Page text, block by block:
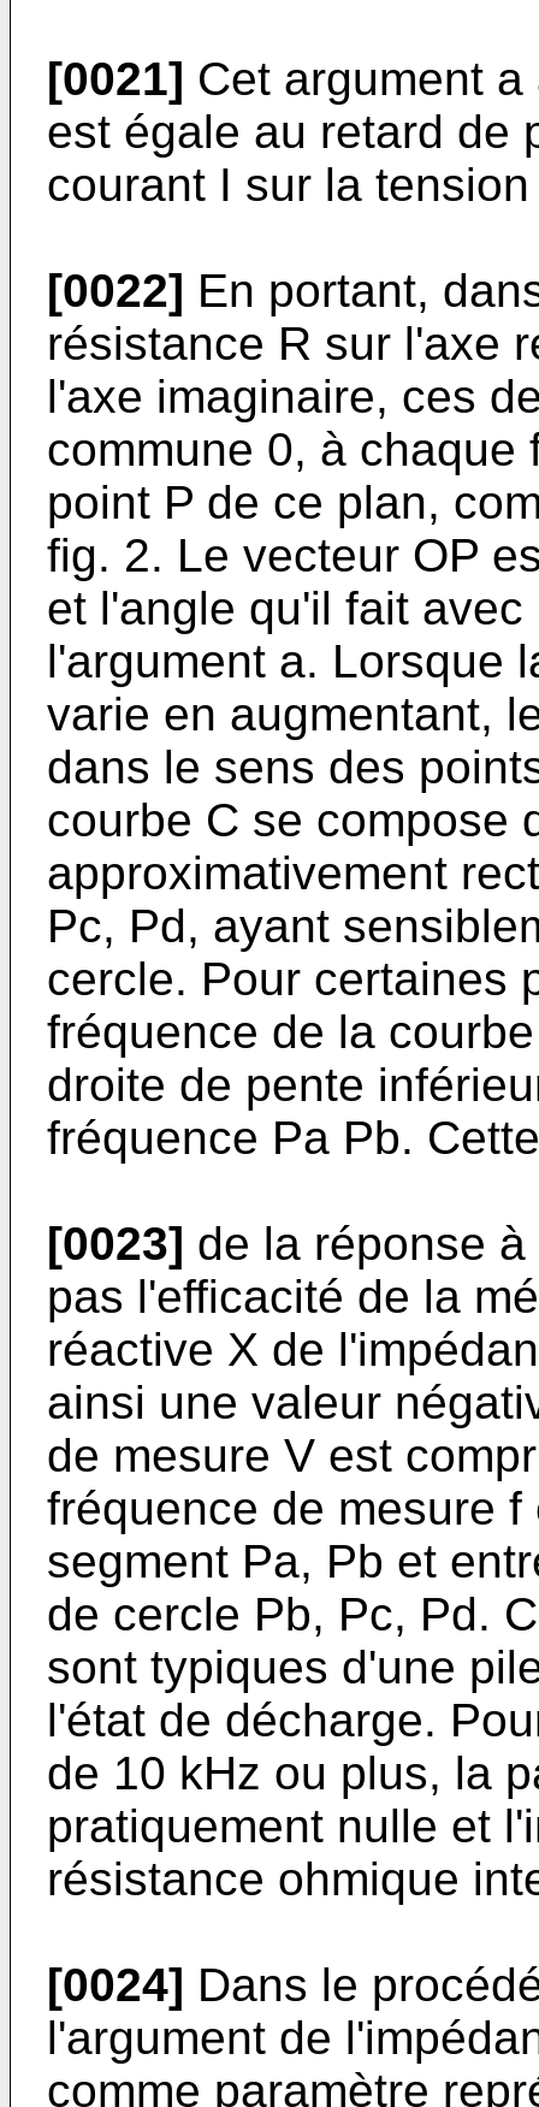
[0021] Cet argument
est égale au retard de
courant I sur la tension
[0022] En portant,
résistance R sur l'axe
l'axe imaginaire, ces
commune 0, à chaque
point P de ce plan,
fig. 2. Le vecteur OP
et l'angle qu'il fait
l'argument a. Lorsque
varie en augmentant,
dans le sens des
courbe C se compose
approximativement
Pc, Pd, ayant
cercle. Pour certaines
fréquence de la
droite de pente
fréquence Pa Pb.
[0023] de la réponse
pas l'efficacité de la
réactive X de
ainsi une valeur
de mesure V est
fréquence de mesure
segment Pa, Pb et
de cercle Pb, Pc, Pd.
sont typiques d'une
l'état de décharge.
de 10 kHz ou plus, la
pratiquement nulle et
résistance ohmique
[0024] Dans le
l'argument de
comme paramètre